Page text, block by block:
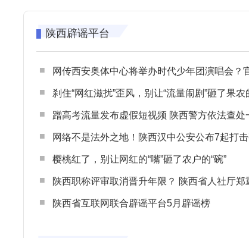
陕西辟谣平台
网传西安奥体中心将举办时代少年团演唱会？官方回应：纯
刹住“网红滋扰”歪风，别让“流量闹剧”砸了果农
蹭高考流量发布虚假短视频 陕西警方依法查处一起涉高考网络
网络不是法外之地！陕西汉中公安公布7起打击整治网谣网暴典型
樱桃红了，别让网红的“嘴”砸了农户的“碗”
陕西职称评审取消晋升年限？ 陕西省人社厅郑重声明 谨防职称评审不实言
陕西省互联网联合辟谣平台5月辟谣榜